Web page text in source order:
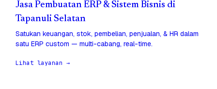
Jasa Pembuatan ERP & Sistem Bisnis di
Tapanuli Selatan
Satukan keuangan, stok, pembelian, penjualan, & HR dalam
satu ERP custom — multi-cabang, real-time.
Lihat layanan →